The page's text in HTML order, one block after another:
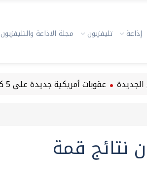
إذاعة تليفزيون مجلة الاذاعة والتليفزيون
عقوبات أمريكية جديدة على 5 كيانات و8 أفراد في كوبا
نتائج قمة